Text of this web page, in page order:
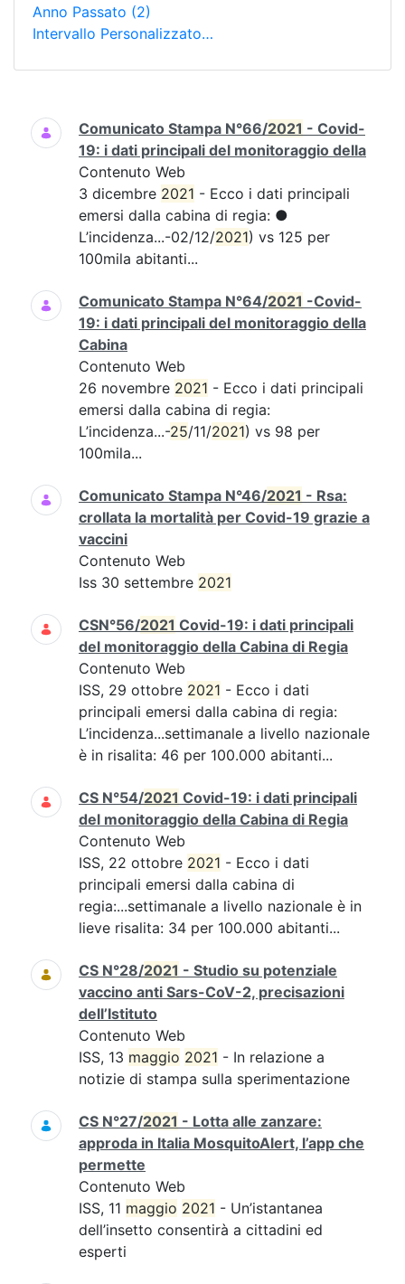
Anno Passato (2)
Intervallo Personalizzato…
Ricerca
Comunicato Stampa N°66/2021 - Covid-
19: i dati principali del monitoraggio della
Contenuto Web
3 dicembre 2021 - Ecco i dati principali
emersi dalla cabina di regia: ●
L’incidenza...-02/12/2021) vs 125 per
100mila abitanti...
Comunicato Stampa N°64/2021 -Covid-
19: i dati principali del monitoraggio della
Cabina
Contenuto Web
26 novembre 2021 - Ecco i dati principali
emersi dalla cabina di regia:
L’incidenza...-25/11/2021) vs 98 per
100mila...
Comunicato Stampa N°46/2021 - Rsa:
crollata la mortalità per Covid-19 grazie a
vaccini
Contenuto Web
Iss 30 settembre 2021
CSN°56/2021 Covid-19: i dati principali
del monitoraggio della Cabina di Regia
Contenuto Web
ISS, 29 ottobre 2021 - Ecco i dati
principali emersi dalla cabina di regia:
L’incidenza...settimanale a livello nazionale
è in risalita: 46 per 100.000 abitanti...
CS N°54/2021 Covid-19: i dati principali
del monitoraggio della Cabina di Regia
Contenuto Web
ISS, 22 ottobre 2021 - Ecco i dati
principali emersi dalla cabina di
regia:...settimanale a livello nazionale è in
lieve risalita: 34 per 100.000 abitanti...
CS N°28/2021 - Studio su potenziale
vaccino anti Sars-CoV-2, precisazioni
dell’Istituto
Contenuto Web
ISS, 13 maggio 2021 - In relazione a
notizie di stampa sulla sperimentazione
CS N°27/2021 - Lotta alle zanzare:
approda in Italia MosquitoAlert, l’app che
permette
Contenuto Web
ISS, 11 maggio 2021 - Un’istantanea
dell’insetto consentirà a cittadini ed
esperti